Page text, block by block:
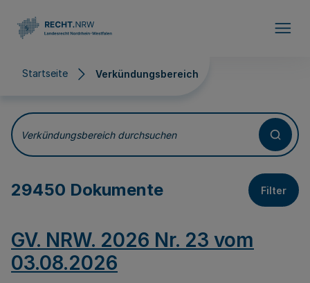
Startseite Verkündungsbereich
Verkündungsbereich
Verkündungsbereich durchsuchen
29450 Dokumente Filter
GV. NRW. 2026 Nr. 23 vom
03.08.2026